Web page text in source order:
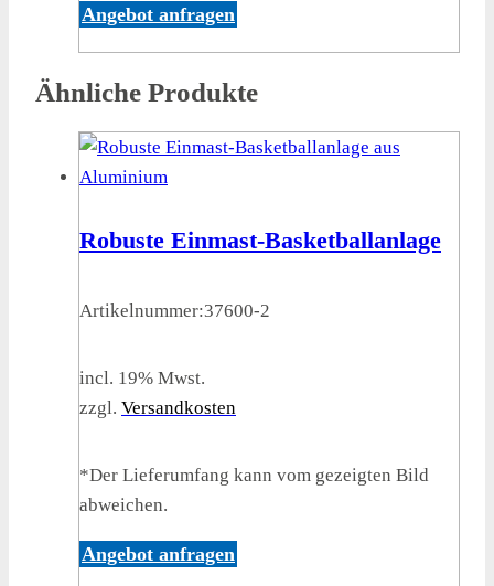
Angebot anfragen
Ähnliche Produkte
Robuste Einmast-Basketballanlage
Artikelnummer:37600-2
incl. 19% Mwst.
zzgl. Versandkosten
*Der Lieferumfang kann vom gezeigten Bild
abweichen.
Angebot anfragen